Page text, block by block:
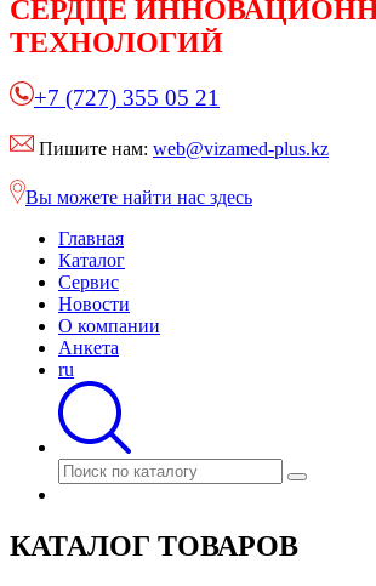
СЕРДЦЕ
ТЕХНОЛОГИЙ
+7 (727) 355 05 21
Пишите нам: web@vizamed-plus.kz
Вы можете найти нас здесь
Главная
Каталог
Сервис
Новости
О компании
Анкета
ru
КАТАЛОГ ТОВАРОВ